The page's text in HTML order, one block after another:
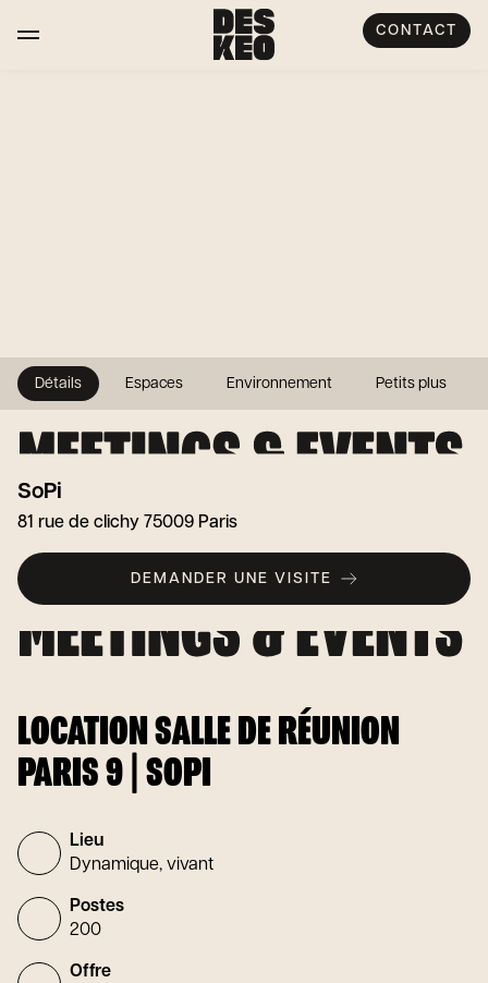
CONTACT
SoPi
81 rue de clichy 75009 Paris
DEMANDER UNE VISITE
Détails Espaces Environnement Petits plus
LOCATION SALLE DE RÉUNION
PARIS 9 | SOPI
Lieu
Dynamique, vivant
Postes
200
Offre